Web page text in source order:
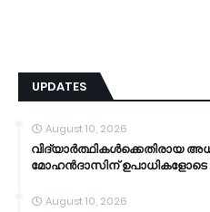
UPDATES
August 10, 2026
വിദ്യാര്‍ത്ഥികള്‍ക്കെതിരായ
മോഹന്‍ദാസിന് ഉപാധികളോടെ
August 10, 2026